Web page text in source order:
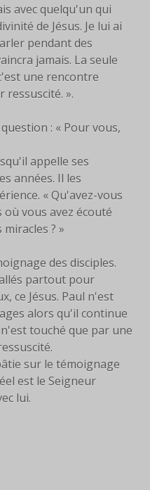
avec quelqu'un qui
de Jésus. Je lui ai
pendant des
jamais. La seule
une rencontre
ressuscité. ».
: « Pour vous,
appelle ses
années. Il les
« Qu'avez-vous
où vous avez écouté
? »
des disciples.
partout pour
ce Jésus. Paul n'est
alors qu'il continue
touché que par une
sur le témoignage
est le Seigneur
lui.